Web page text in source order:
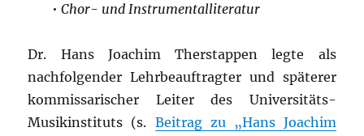
• Chor- und Instrumentalliteratur
Dr. Hans Joachim Therstappen legte als
nachfolgender Lehrbeauftragter und späterer
kommissarischer Leiter des Universitäts-
Musikinstituts (s. Beitrag zu „Hans Joachim